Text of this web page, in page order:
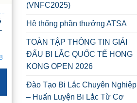
BÀN BI LẮC MINI CHO GIA ĐÌNH – NHỎ GỌN, GẬP GỌN, DỄ DI CHUYỂN
.
(VNFC2025)
Hệ thống phần thưởng ATSA
TOÀN TẬP THÔNG TIN GIẢI
ĐẤU BI LẮC QUỐC TẾ HONG
KONG OPEN 2026
Đào Tạo Bi Lắc Chuyên Nghiệp
– Huấn Luyện Bi Lắc Từ Cơ